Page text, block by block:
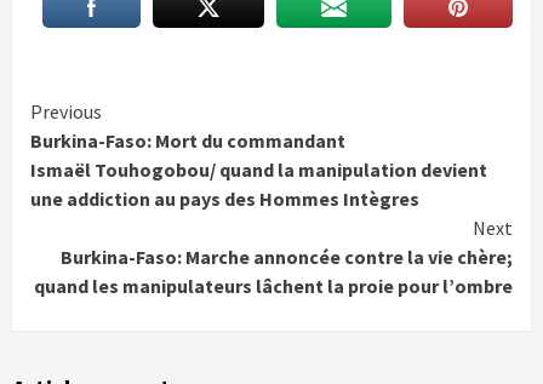
Continue
Reading
Previous
Burkina-Faso: Mort du commandant
Ismaël Touhogobou/ quand la manipulation devient
une addiction au pays des Hommes Intègres
Next
Burkina-Faso: Marche annoncée contre la vie chère;
quand les manipulateurs lâchent la proie pour l’ombre